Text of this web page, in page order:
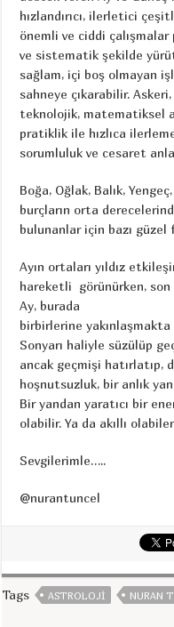
hızlandırıcı, ilerletici
önemli ve ciddi
ve sistematik şekilde
sağlam, içi boş olmayan
sahneye çıkarabilir.
teknolojik, matematiksel
pratiklik ile hızlıca
sorumluluk ve cesaret
Boğa, Oğlak, Balık,
burçların orta
bulunanlar için bazı
Ayın ortaları yıldız
hareketli görünürken, son
Ay, burada
birbirlerine
Sonyarı haliyle süzülüp
ancak geçmişi hatırlatıp,
hoşnutsuzluk, bir anlık
Bir yandan yaratıcı bir
olabilir. Ya da akıllı
Sevgilerimle…..
@nurantuncel
Tags ASTROLOJI NURAN